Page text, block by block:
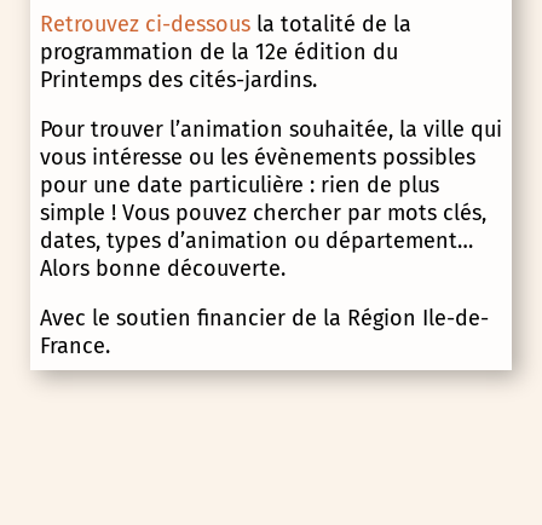
Retrouvez ci-dessousla totalité de la
programmation de la 12e édition du
Printemps des cités-jardins.
Pour trouver l’animation souhaitée, la ville qui
vous intéresse ou les évènements possibles
pour une date particulière : rien de plus
simple ! Vous pouvez chercher par mots clés,
dates, types d’animation ou département…
Alors bonne découverte.
Avec le soutien financier de la Région Ile-de-
France.